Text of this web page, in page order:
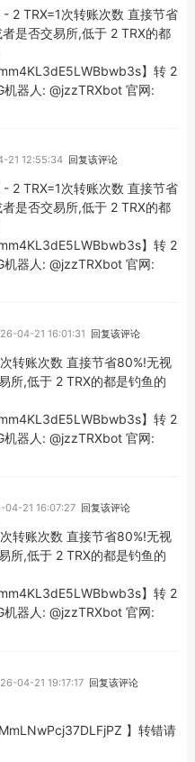
2 TRX=1次转账次数 直接节省
是否交易所,低于 2 TRX的都
】转 2
器人: @jzzTRXbot 官网:
21 12:55:34 回复该评论
2 TRX=1次转账次数 直接节省
是否交易所,低于 2 TRX的都
】转 2
器人: @jzzTRXbot 官网:
04-21 16:01:31 回复该评论
转账次数 直接节省80%!无视
所,低于 2 TRX的都是钓鱼的
】转 2
器人: @jzzTRXbot 官网:
04-21 16:07:27 回复该评论
转账次数 直接节省80%!无视
所,低于 2 TRX的都是钓鱼的
】转 2
器人: @jzzTRXbot 官网:
04-21 19:17:17 回复该评论
】转错请